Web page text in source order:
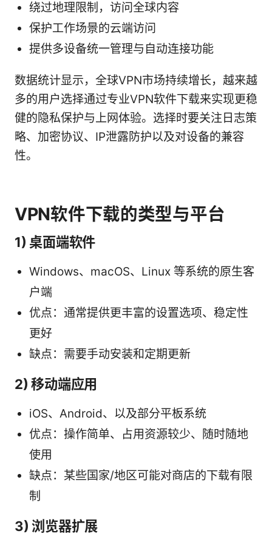
绕过地理限制，访问全球内容
保护工作场景的云端访问
提供多设备统一管理与自动连接功能
数据统计显示，全球VPN市场持续增长，越来越
多的用户选择通过专业VPN软件下载来实现更稳
健的隐私保护与上网体验。选择时要关注日志策
略、加密协议、IP泄露防护以及对设备的兼容
性。
VPN软件下载的类型与平台
1) 桌面端软件
Windows、macOS、Linux 等系统的原生客
户端
优点：通常提供更丰富的设置选项、稳定性
更好
缺点：需要手动安装和定期更新
2) 移动端应用
iOS、Android、以及部分平板系统
优点：操作简单、占用资源较少、随时随地
使用
缺点：某些国家/地区可能对商店的下载有限
制
3) 浏览器扩展